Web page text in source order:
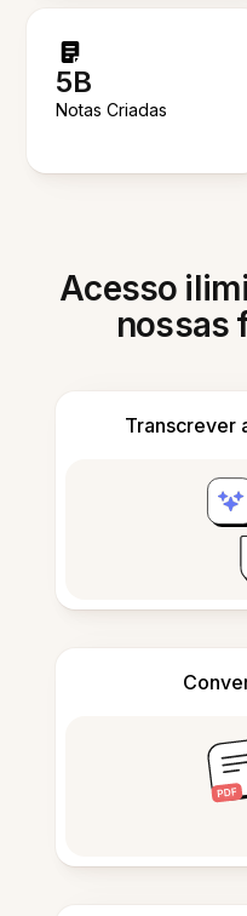
5B
Notas Criadas
Acesso
nossas
Transcrever